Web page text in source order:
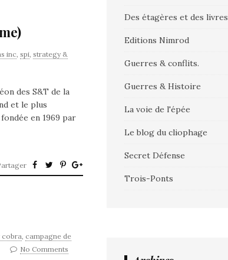
inc, spi, strategy &
des S&T de la
et le plus
en 1969 par
cobra, campagne de
No Comments
Des étagères et des livres
Editions Nimrod
Guerres & conflits.
Guerres & Histoire
La voie de l'épée
Le blog du cliophage
Secret Défense
Trois-Ponts